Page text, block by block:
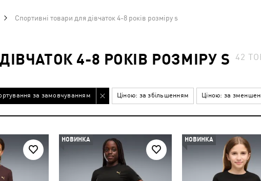
Спортивні товари для дівчаток 4-8 років розміру s
4-8 РОКІВ РОЗМІРУ S 42
за замовчуванням Ціною: за збільшенням Ціною: за
НОВИНКА НОВИНКА